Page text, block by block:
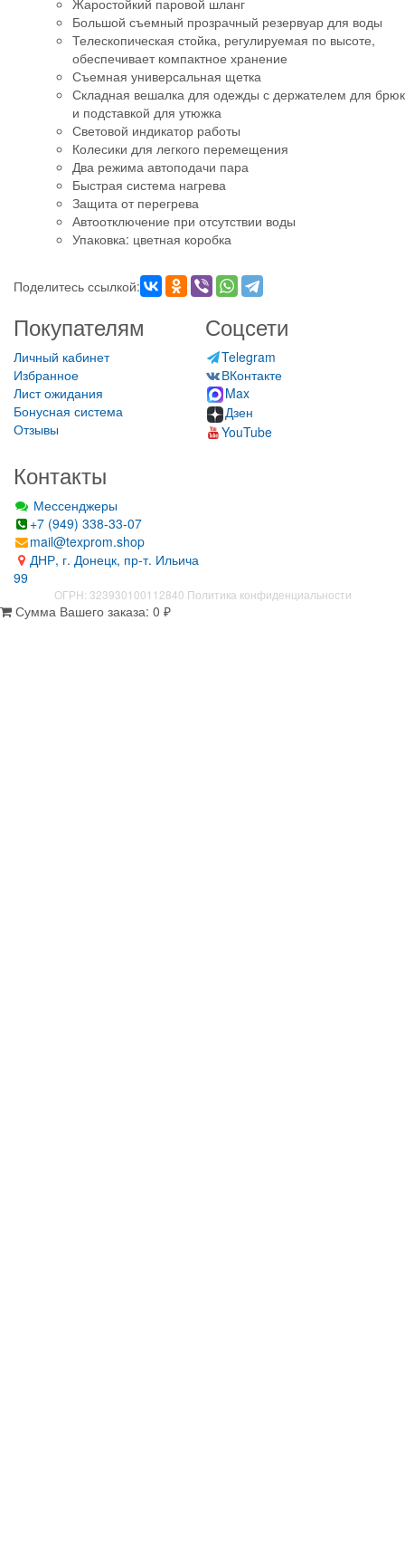
Жаростойкий паровой шланг
Большой съемный прозрачный резервуар для воды
Телескопическая стойка, регулируемая по высоте,
обеспечивает компактное хранение
Съемная универсальная щетка
Складная вешалка для одежды с держателем для брюк
и подставкой для утюжка
Световой индикатор работы
Колесики для легкого перемещения
Два режима автоподачи пара
Быстрая система нагрева
Защита от перегрева
Автоотключение при отсутствии воды
Упаковка: цветная коробка
Поделитесь ссылкой:
Покупателям
Личный кабинет
Избранное
Лист ожидания
Бонусная система
Отзывы
Соцсети
Telegram
ВКонтакте
Max
Дзен
YouTube
Контакты
Мессенджеры
+7 (949) 338-33-07
mail@texprom.shop
ДНР, г. Донецк, пр-т. Ильича
99
ОГРН: 323930100112840 Политика конфиденциальности
Сумма Вашего заказа: 0 ₽